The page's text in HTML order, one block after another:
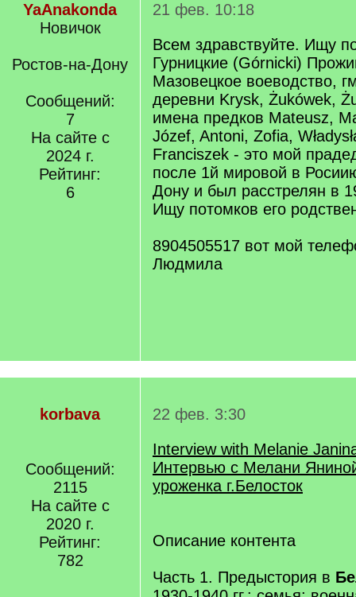
YaAnakonda
Новичок
Ростов-на-Дону
Сообщений:
7
На сайте с
2024 г.
Рейтинг:
6
21 фев. 10:18
Всем здравствуйте. Ищу
Гурницкие (Górnicki)
Мазовецкое воеводство,
деревни Krysk, Żukówek,
имена предков Mateusz,
Józef, Antoni, Zofia,
Franciszek - это мой
после 1й мировой в
Дону и был расстрелян в
Ищу потомков его
8904505517 вот мой
Людмила
korbava
Сообщений:
2115
На сайте с
2020 г.
Рейтинг:
782
22 фев. 3:30
Interview with Melanie
Интервью с Мелани
уроженка г.Белосток
Описание контента
Часть 1. Предыстория в